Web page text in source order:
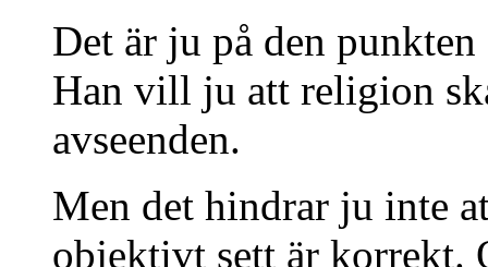
Det är ju på den
Han vill ju att religion
avseenden.
Men det hindrar ju inte
objektivt sett är korrekt.